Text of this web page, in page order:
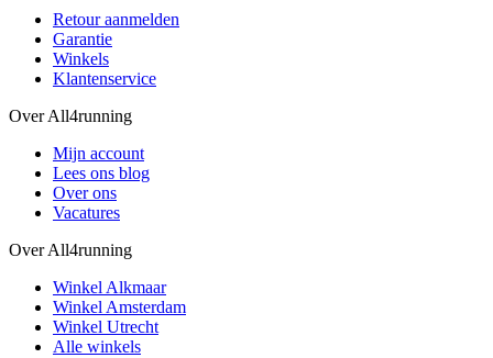
Retour aanmelden
Garantie
Winkels
Klantenservice
Over All4running
Mijn account
Lees ons blog
Over ons
Vacatures
Over All4running
Winkel Alkmaar
Winkel Amsterdam
Winkel Utrecht
Alle winkels